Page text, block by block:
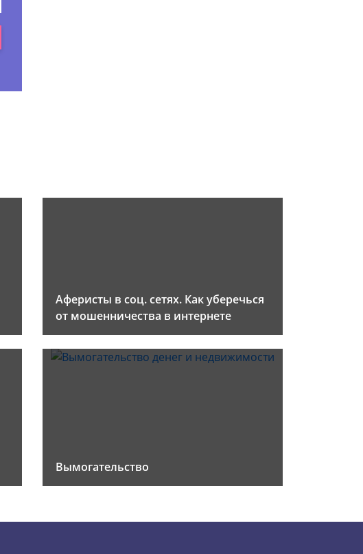
Аферисты в соц. сетях. Как уберечься
от мошенничества в интернете
Вымогательство